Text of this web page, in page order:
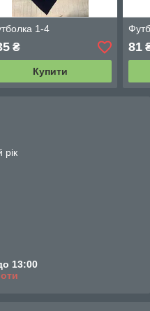
1-4
₴
Купити
81
рік
13:00